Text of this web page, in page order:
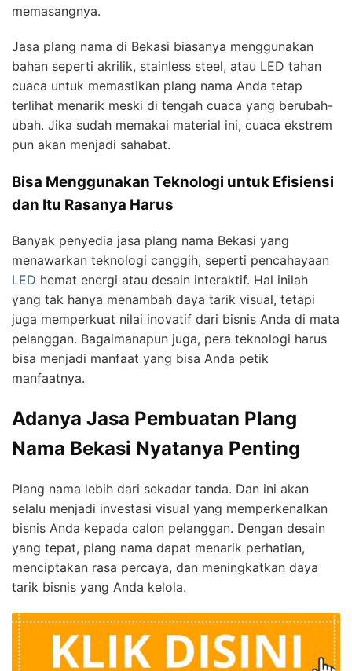
memasangnya.
Jasa plang nama di Bekasi biasanya menggunakan
bahan seperti akrilik, stainless steel, atau LED tahan
cuaca untuk memastikan plang nama Anda tetap
terlihat menarik meski di tengah cuaca yang berubah-
ubah. Jika sudah memakai material ini, cuaca ekstrem
pun akan menjadi sahabat.
Bisa Menggunakan Teknologi untuk Efisiensi
dan Itu Rasanya Harus
Banyak penyedia jasa plang nama Bekasi yang
menawarkan teknologi canggih, seperti pencahayaan
LED hemat energi atau desain interaktif. Hal inilah
yang tak hanya menambah daya tarik visual, tetapi
juga memperkuat nilai inovatif dari bisnis Anda di mata
pelanggan. Bagaimanapun juga, pera teknologi harus
bisa menjadi manfaat yang bisa Anda petik
manfaatnya.
Adanya Jasa Pembuatan Plang
Nama Bekasi Nyatanya Penting
Plang nama lebih dari sekadar tanda. Dan ini akan
selalu menjadi investasi visual yang memperkenalkan
bisnis Anda kepada calon pelanggan. Dengan desain
yang tepat, plang nama dapat menarik perhatian,
menciptakan rasa percaya, dan meningkatkan daya
tarik bisnis yang Anda kelola.